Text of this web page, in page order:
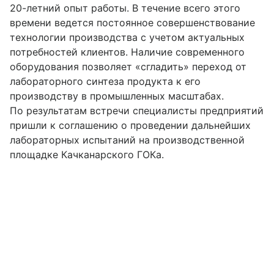
20-летний опыт работы. В течение всего этого
времени ведется постоянное совершенствование
технологии производства с учетом актуальных
потребностей клиентов. Наличие современного
оборудования позволяет «сгладить» переход от
лабораторного синтеза продукта к его
производству в промышленных масштабах.
По результатам встречи специалисты предприятий
пришли к соглашению о проведении дальнейших
лабораторных испытаний на производственной
площадке Качканарского ГОКа.